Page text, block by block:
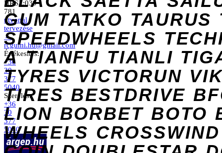
GUM TATKO TAURUS
SPEEDWHEELS
A TIANFU TIANLI
TYRES VICTORUN
TIRES BESTDRIVE
LION BORBET BOTO
WHEELS CROSSWIND
HRSZ:039
781
útvonal
tervezése
→
rcgumi.hu@gmail.com
Értékesítés:
+36
30
377
5040
Szerelés:
+36
30
377
5040